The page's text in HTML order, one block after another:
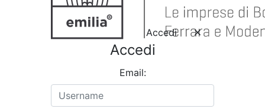
Accedi
Accedi
Email: